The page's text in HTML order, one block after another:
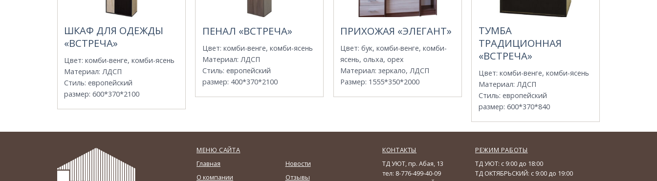
ШКАФ ДЛЯ ОДЕЖДЫ
«ВСТРЕЧА»
Цвет:комби-венге, комби-ясень
Материал:ЛДСП
Стиль:европейский
размер:600*370*2100
ПЕНАЛ «ВСТРЕЧА»
Цвет: комби-венге, комби-ясень
Материал: ЛДСП
Стиль: европейский
размер: 400*370*2100
ПРИХОЖАЯ «ЭЛЕГАНТ»
Цвет:бук, комби-венге, комби-
ясень, ольха, орех
Материал:зеркало, ЛДСП
Размер: 1555*350*2000
ТУМБА
ТРАДИЦИОННАЯ
«ВСТРЕЧА»
Цвет: комби-венге, комби-ясень
Материал: ЛДСП
Стиль: европейский
размер: 600*370*840
МЕНЮ САЙТА
Главная
О компании
Новости
Отзывы
КОНТАКТЫ
ТД УЮТ, пр. Абая, 13
тел: 8-776-499-40-09
РЕЖИМ РАБОТЫ
ТД УЮТ: с 9:00 до 18:00
ТД ОКТЯБРЬСКИЙ: с 9:00 до 19:00